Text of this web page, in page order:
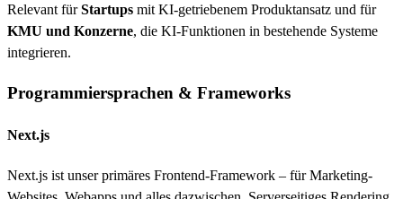
Relevant fürStartups mit KI-getriebenem Produktansatz und für
KMU und Konzerne, die KI-Funktionen in bestehende Systeme
integrieren.
Programmiersprachen & Frameworks
Next.js
Next.js ist unser primäres Frontend-Framework – für Marketing-